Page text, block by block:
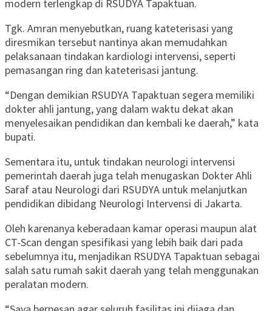
modern terlengkap di RSUDYA Tapaktuan.
Tgk. Amran menyebutkan, ruang kateterisasi yang
diresmikan tersebut nantinya akan memudahkan
pelaksanaan tindakan kardiologi intervensi, seperti
pemasangan ring dan kateterisasi jantung.
“Dengan demikian RSUDYA Tapaktuan segera memiliki
dokter ahli jantung, yang dalam waktu dekat akan
menyelesaikan pendidikan dan kembali ke daerah,” kata
bupati.
Sementara itu, untuk tindakan neurologi intervensi
pemerintah daerah juga telah menugaskan Dokter Ahli
Saraf atau Neurologi dari RSUDYA untuk melanjutkan
pendidikan dibidang Neurologi Intervensi di Jakarta.
Oleh karenanya keberadaan kamar operasi maupun alat
CT-Scan dengan spesifikasi yang lebih baik dari pada
sebelumnya itu, menjadikan RSUDYA Tapaktuan sebagai
salah satu rumah sakit daerah yang telah menggunakan
peralatan modern.